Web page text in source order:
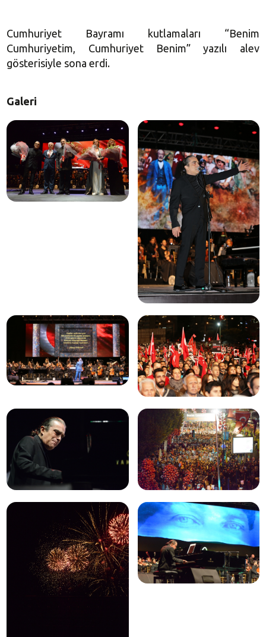
Cumhuriyet Bayramı kutlamaları “Benim
Cumhuriyetim, Cumhuriyet Benim” yazılı alev
gösterisiyle sona erdi.
Galeri